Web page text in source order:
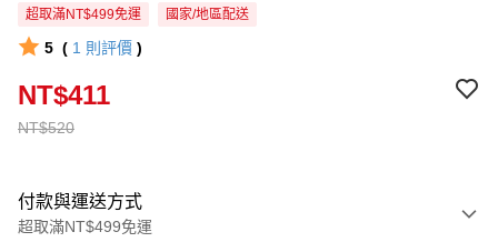
超取滿NT$499免運 國家/地區配送
5 ( 1 則評價 )
NT$520
NT$411
付款與運送方式
超取滿NT$499免運